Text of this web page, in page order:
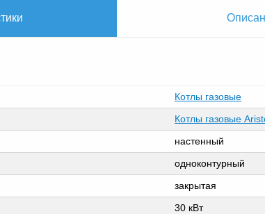
Котлы газовые
Котлы газовые
настенный
одноконтурный
закрытая
30 кВт